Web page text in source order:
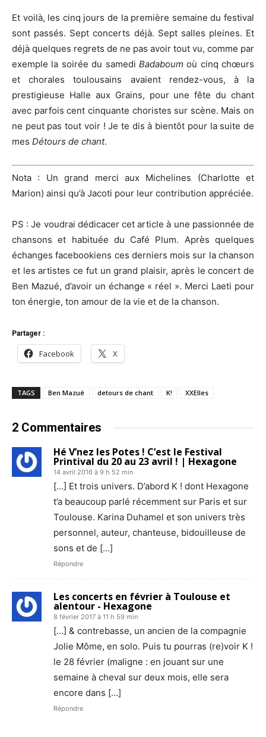
Et voilà, les cinq jours de la première semaine du festival
sont passés. Sept concerts déjà. Sept salles pleines. Et
déjà quelques regrets de ne pas avoir tout vu, comme par
exemple la soirée du samedi Badaboumoù cinq chœurs
et chorales toulousains avaient rendez-vous, à la
prestigieuse Halle aux Grains, pour une fête du chant
avec parfois cent cinquante choristes sur scène. Mais on
ne peut pas tout voir ! Je te dis à bientôt pour la suite de
mes Détours de chant.
Nota : Un grand merci aux Michelines (Charlotte et
Marion) ainsi qu’à Jacoti pour leur contribution appréciée.
PS : Je voudrai dédicacer cet article à une passionnée de
chansons et habituée du Café Plum. Après quelques
échanges facebookiens ces derniers mois sur la chanson
et les artistes ce fut un grand plaisir, après le concert de
Ben Mazué, d’avoir un échange « réel ». Merci Laeti pour
ton énergie, ton amour de la vie et de la chanson.
Partager :
Facebook X
TAGS Ben Mazué detours de chant K! XXElles
2 Commentaires
Hé V’nez les Potes ! C’est le Festival
Printival du 20 au 23 avril ! | Hexagone
14 avril 2016 à 9 h 52 min
[…] Et trois univers. D’abord K ! dont Hexagone
t’a beaucoup parlé récemment sur Paris et sur
Toulouse. Karina Duhamel et son univers très
personnel, auteur, chanteuse, bidouilleuse de
sons et de […]
Répondre
Les concerts en février à Toulouse et
alentour - Hexagone
8 février 2017 à 11 h 59 min
[…] & contrebasse, un ancien de la compagnie
Jolie Môme, en solo. Puis tu pourras (re)voir K !
le 28 février (maligne : en jouant sur une
semaine à cheval sur deux mois, elle sera
encore dans […]
Répondre